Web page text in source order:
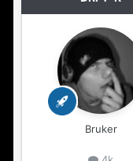
Bruker